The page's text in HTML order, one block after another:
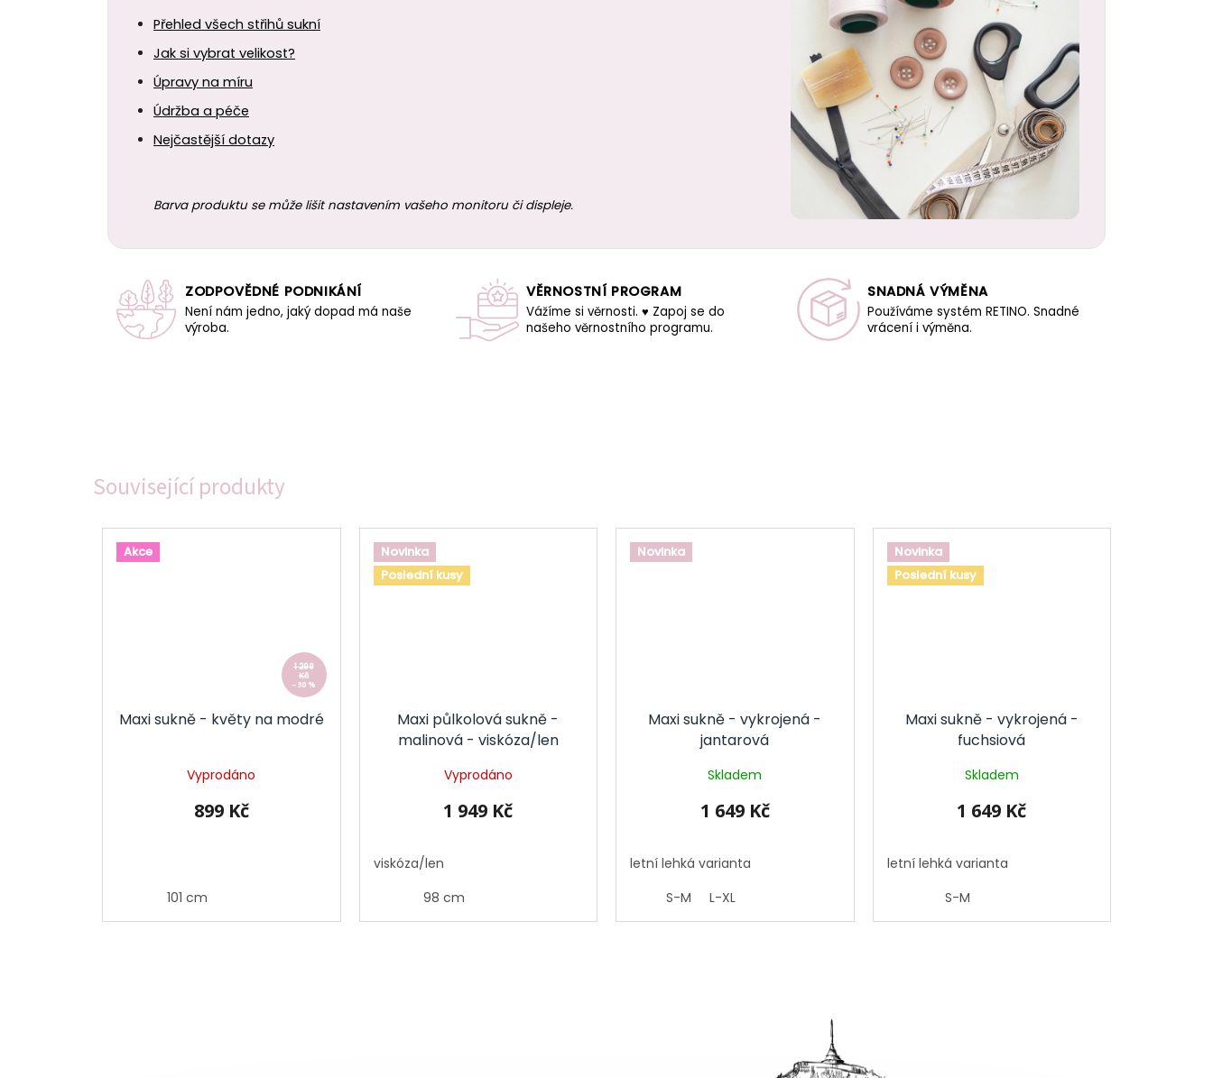
Související produkty
Akce
1 299
Kč
–30 %
Maxi sukně - květy na modré
Vyprodáno
899 Kč
101 cm
Novinka
Poslední kusy
Maxi půlkolová sukně -
malinová - viskóza/len
Vyprodáno
1 949 Kč
viskóza/len
98 cm
Novinka
Maxi sukně - vykrojená -
jantarová
Skladem
1 649 Kč
letní lehká varianta
S-M
L-XL
Novinka
Poslední kusy
Maxi sukně - vykrojená -
fuchsiová
Skladem
1 649 Kč
letní lehká varianta
S-M
Přehled všech střihů sukní
Jak si vybrat velikost?
Úpravy na míru
Údržba a péče
Nejčastější dotazy
Barva produktu se může lišit nastavením vašeho monitoru či displeje.
ZODPOVĚDNÉ PODNIKÁNÍ
Není nám jedno, jaký dopad má naše
výroba.
VĚRNOSTNÍ PROGRAM
Vážíme si věrnosti. ♥ Zapoj se do
našeho věrnostního programu.
SNADNÁ VÝMĚNA
Používáme systém RETINO. Snadné
vrácení i výměna.